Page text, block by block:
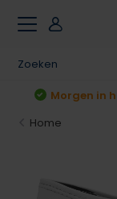
16:00u
Home